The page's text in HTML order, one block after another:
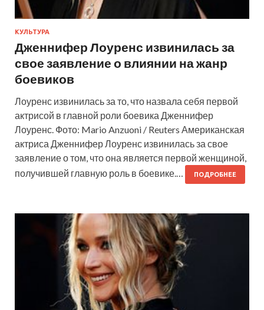
КУЛЬТУРА
Дженнифер Лоуренс извинилась за
свое заявление о влиянии на жанр
боевиков
Лоуренс извинилась за то, что назвала себя первой
актрисой в главной роли боевика Дженнифер
Лоуренс. Фото: Mario Anzuoni / Reuters Американская
актриса Дженнифер Лоуренс извинилась за свое
заявление о том, что она является первой женщиной,
получившей главную роль в боевике.…
ПОДРОБНЕЕ